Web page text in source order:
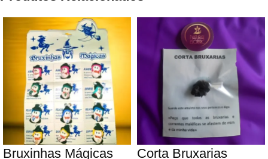
Bruxinhas Mágicas Corta Bruxarias